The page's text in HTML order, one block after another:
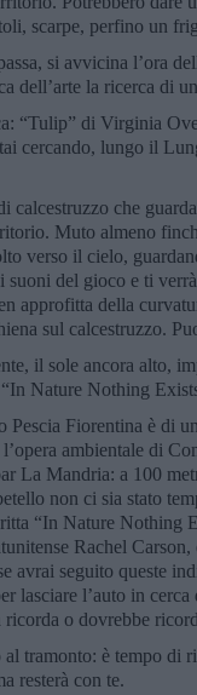
scarpe, perfino un
si avvicina l’ora
dell’arte la ricerca di
“Tulip” di Virginia
cercando, lungo il
calcestruzzo che
Muto almeno
verso il cielo,
suoni del gioco e ti
approfitta della
sul calcestruzzo.
il sole ancora alto,
Nature Nothing
Pescia Fiorentina è di
ambientale di
La Mandria: a 100
non ci sia stato
“In Nature Nothing
Rachel
avrai seguito queste
lasciare l’auto in
ricorda o dovrebbe
tramonto: è tempo di
resterà con te.